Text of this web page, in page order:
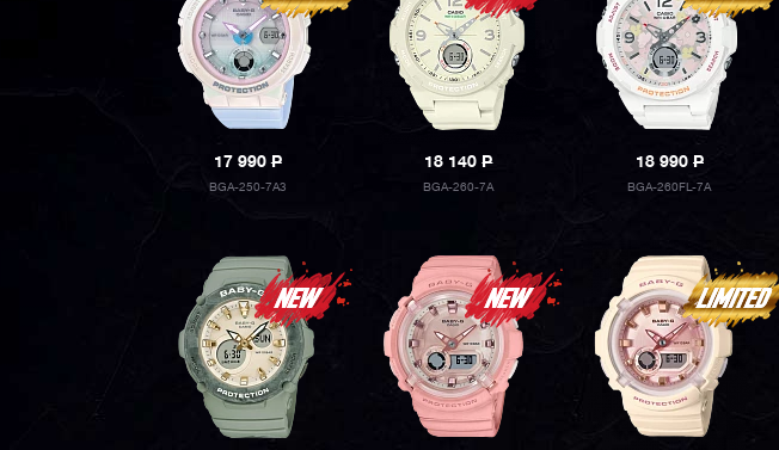
17 990P
BGA-250-7A3
18 140P
BGA-260-7A
18 990 P
BGA-260FL-7A